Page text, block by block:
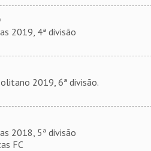
2019, 4ª divisão
2019, 6ª divisão.
2018, 5ª divisão
FC